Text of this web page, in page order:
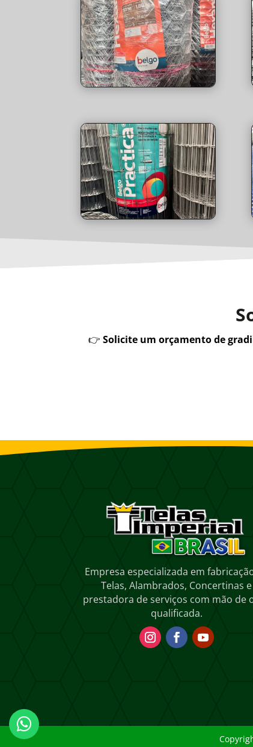
👉 Solicite um orçamento de
Empresa especializada em
Telas, Alambrados, Concertinas e
prestadora de serviços com mão de
qualificada.
